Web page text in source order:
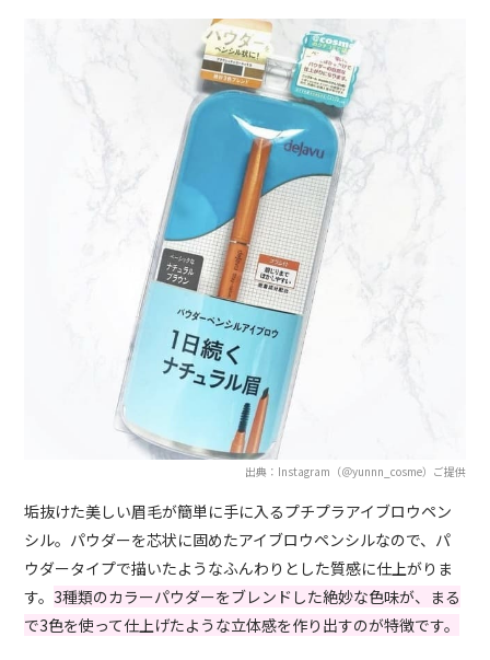
出典：Instagram（＠yunnn_cosme）ご提供
垢抜けた美しい眉毛が簡単に手に入るプチプラアイブロウペン
シル。パウダーを芯状に固めたアイブロウペンシルなので、パ
ウダータイプで描いたようなふんわりとした質感に仕上がりま
す。 3種類のカラーパウダーをブレンドした絶妙な色味が、まる
で3色を使って仕上げたような立体感を作り出すのが特徴です。